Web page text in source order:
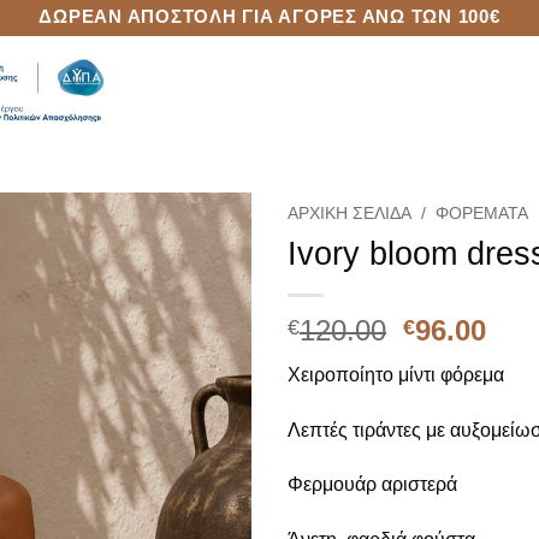
ΔΩΡΕΆΝ ΑΠΟΣΤΟΛΉ ΓΙΑ ΑΓΟΡΈΣ ΆΝΩ ΤΩΝ 100€
Add to
Wishlist
ΑΡΧΙΚΉ ΣΕΛΊΔΑ / ΦΟΡΈΜΑΤΑ
Ivory bloom
€120.00 Original
price
was:
€120.00.
€96.00Η
τιμή
Χειροποίητο μίντι φόρεμα
Λεπτές τιράντες με
Φερμουάρ αριστερά